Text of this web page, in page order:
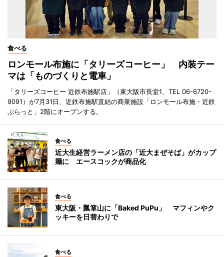
食べる
ロンモール布施に「タリーズコーヒー」 内装テー
マは「ものづくりと電車」
「タリーズコーヒー 近鉄布施駅店」（東大阪市長堂1、TEL 06-6720-
9091）が7月31日、近鉄布施駅直結の商業施設「ロンモール布施・近鉄
ぷらっと」2階にオープンする。
食べる
近大生経営ラーメン店の「近大まぜそば」がカップ
麺に エースコックが商品化
食べる
東大阪・瓢箪山に「Baked PuPu」 マフィンやク
ッキーを日替わりで
食べる